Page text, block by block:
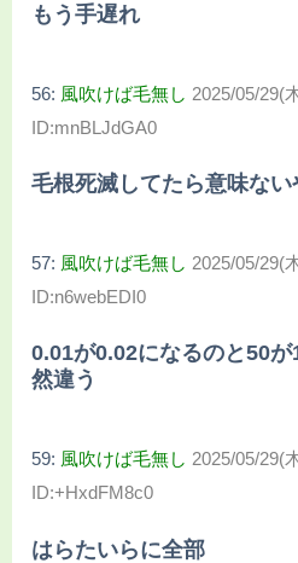
もう手遅れ
56: 風吹けば毛無し 2025/05/29(
ID:mnBLJdGA0
毛根死滅してたら意味ない
57: 風吹けば毛無し 2025/05/29(
ID:n6webEDI0
0.01が0.02になるのと50
然違う
59: 風吹けば毛無し 2025/05/29(
ID:+HxdFM8c0
はらたいらに全部